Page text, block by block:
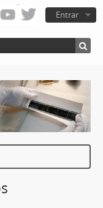
Entrar